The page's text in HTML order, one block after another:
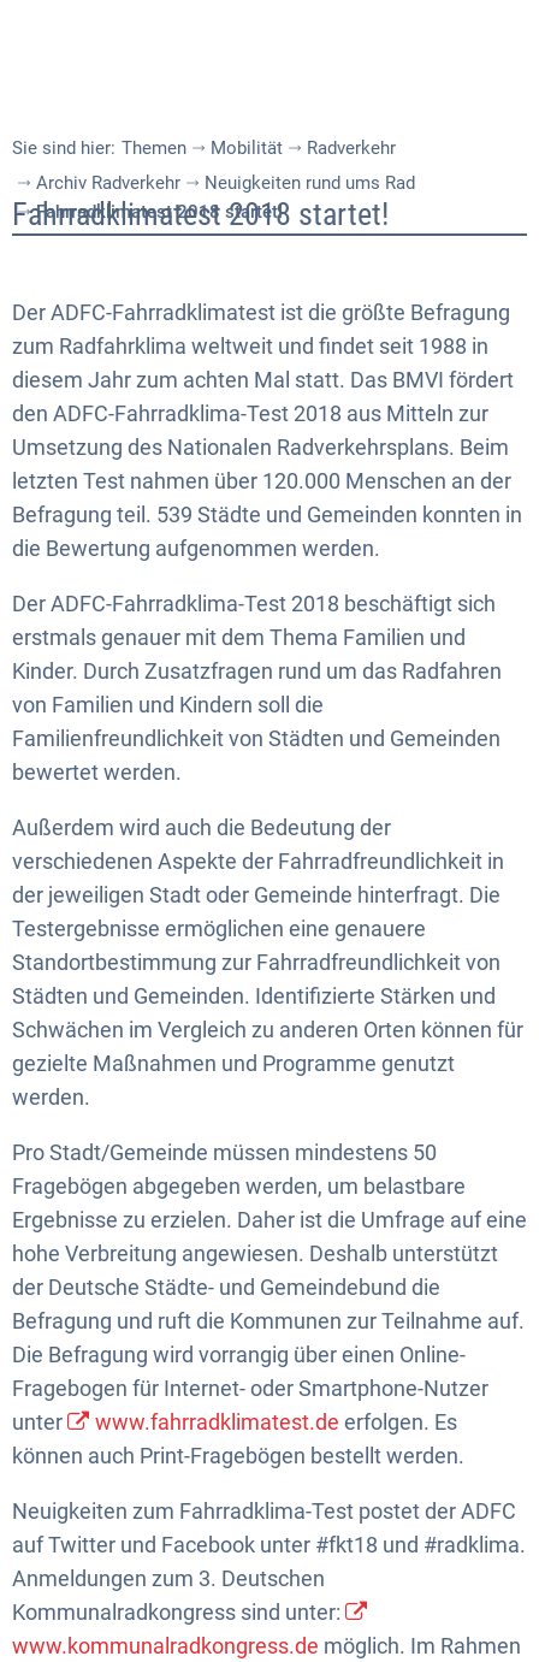
Sie sind hier: Themen Mobilität
Radverkehr
Archiv Radverkehr
Neuigkeiten rund ums Rad
Fahrradklimatest 2018 startet!
Fahrradklimatest
startet!
Fahrradklimatest 2018 startet!
Der ADFC-Fahrradklimatest ist die größte Befragung
zum Radfahrklima weltweit und findet seit 1988 in
diesem Jahr zum achten Mal statt. Das BMVI fördert
den ADFC-Fahrradklima-Test 2018 aus Mitteln zur
Umsetzung des Nationalen Radverkehrsplans. Beim
letzten Test nahmen über 120.000 Menschen an der
Befragung teil. 539 Städte und Gemeinden konnten in
die Bewertung aufgenommen werden.
Der ADFC-Fahrradklima-Test 2018 beschäftigt sich
erstmals genauer mit dem Thema Familien und
Kinder. Durch Zusatzfragen rund um das Radfahren
von Familien und Kindern soll die
Familienfreundlichkeit von Städten und Gemeinden
bewertet werden.
Außerdem wird auch die Bedeutung der
verschiedenen Aspekte der Fahrradfreundlichkeit in
der jeweiligen Stadt oder Gemeinde hinterfragt. Die
Testergebnisse ermöglichen eine genauere
Standortbestimmung zur Fahrradfreundlichkeit von
Städten und Gemeinden. Identifizierte Stärken und
Schwächen im Vergleich zu anderen Orten können für
gezielte Maßnahmen und Programme genutzt
werden.
Pro Stadt/Gemeinde müssen mindestens 50
Fragebögen abgegeben werden, um belastbare
Ergebnisse zu erzielen. Daher ist die Umfrage auf eine
hohe Verbreitung angewiesen. Deshalb unterstützt
der Deutsche Städte- und Gemeindebund die
Befragung und ruft die Kommunen zur Teilnahme auf.
Die Befragung wird vorrangig über einen Online-
Fragebogen für Internet- oder Smartphone-Nutzer
unter
www.fahrradklimatest.de erfolgen. Es
können auch Print-Fragebögen bestellt werden.
Neuigkeiten zum Fahrradklima-Test postet der ADFC
auf Twitter und Facebook unter #fkt18 und #radklima.
Anmeldungen zum 3. Deutschen
Kommunalradkongress sind unter:
www.kommunalradkongress.de möglich. Im Rahmen